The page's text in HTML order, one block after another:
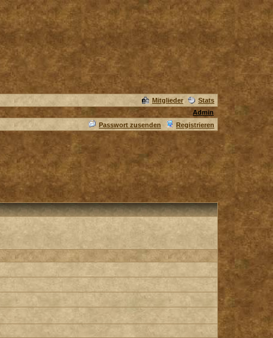
Mitglieder
Stats
Admin
Passwort zusenden Registrieren